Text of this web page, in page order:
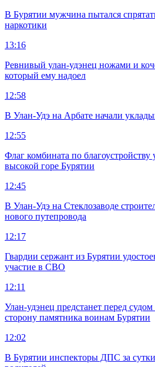
В Бурятии мужчина пытался
наркотики
13:16
Ревнивый улан-удэнец ножами и
который ему надоел
12:58
В Улан-Удэ на Арбате начали
12:55
Флаг комбината по благоустройству
высокой горе Бурятии
12:45
В Улан-Удэ на Стеклозаводе
нового путепровода
12:17
Гвардии сержант из Бурятии
участие в СВО
12:11
Улан-удэнец предстанет перед
сторону памятника воинам Бурятии
12:02
В Бурятии инспекторы ДПС за